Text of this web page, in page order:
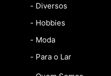
- Diversos
- Hobbies
- Moda
- Para o Lar